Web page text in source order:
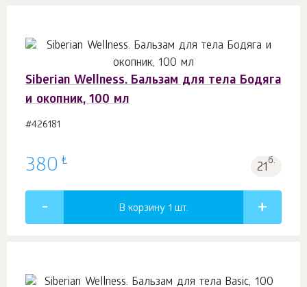
Siberian Wellness. Бальзам для тела Бодяга
и окопник, 100 мл
#426181
380 ₺ 21б.
В корзину 1 шт.